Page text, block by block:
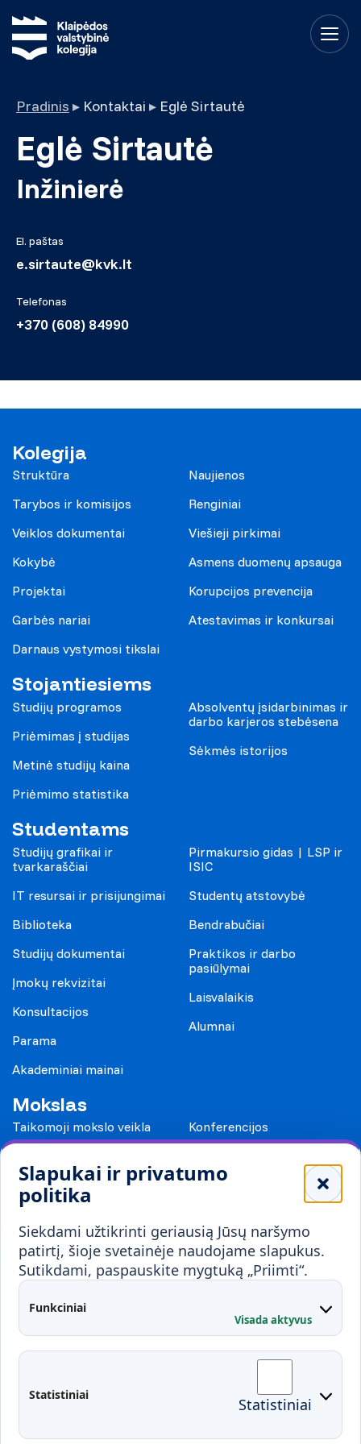
Slapukai ir privatumo
politika
Siekdami užtikrinti geriausią Jūsų naršymo
patirtį, šioje svetainėje naudojame slapukus.
Sutikdami, paspauskite mygtuką „Priimti“.
Funkciniai
Visada aktyvus
Statistiniai Statistiniai
Pradinis ▸ Kontaktai ▸ Eglė Sirtautė
Eglė Sirtautė
Inžinierė
El. paštas
e.sirtaute@kvk.lt
Telefonas
+370 (608) 84990
Kolegija
Struktūra
Tarybos ir komisijos
Veiklos dokumentai
Kokybė
Projektai
Garbės nariai
Darnaus vystymosi tikslai
Naujienos
Renginiai
Viešieji pirkimai
Asmens duomenų apsauga
Korupcijos prevencija
Atestavimas ir konkursai
Stojantiesiems
Studijų programos
Priėmimas į studijas
Metinė studijų kaina
Priėmimo statistika
Absolventų įsidarbinimas ir
darbo karjeros stebėsena
Sėkmės istorijos
Studentams
Studijų grafikai ir
tvarkaraščiai
IT resursai ir prisijungimai
Biblioteka
Studijų dokumentai
Įmokų rekvizitai
Konsultacijos
Parama
Akademiniai mainai
Pirmakursio gidas | LSP ir
ISIC
Studentų atstovybė
Bendrabučiai
Praktikos ir darbo
pasiūlymai
Laisvalaikis
Alumnai
Mokslas
Taikomoji mokslo veikla
Konferencijos
Mokykloms
Visuomenei ir verslui
Mokymai ir konsultavimas
Partnerystės
Karjera
Kontaktai
Administracija
Fakultetai
Studentų atstovybė
Moodle